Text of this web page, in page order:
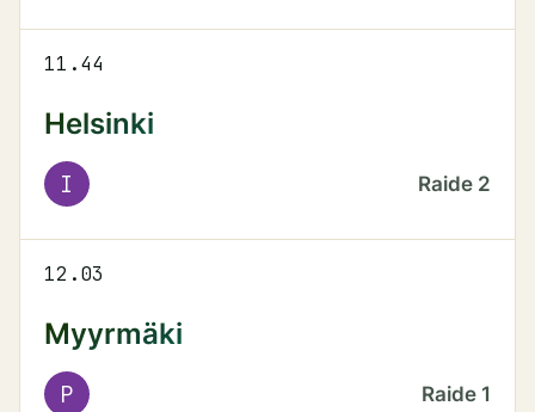
11.44
Helsinki
I Raide 2
12.03
Myyrmäki
P Raide 1